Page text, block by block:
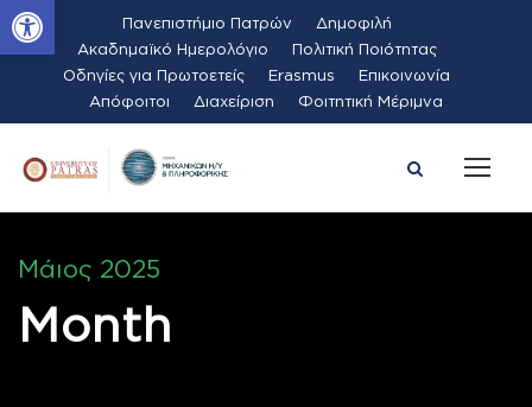
Ανοίξτε τη γραμμή εργαλείων Πανεπιστήμιο Πατρών
Δημοφιλή
Ακαδημαϊκό Ημερολόγιο
Πολιτική Ποιότητας
Οδηγίες για Πρωτοετείς
Erasmus
Επικοινωνία
Απόφοιτοι
Διαχείριση Φοιτητική Μέριμνα
Μάιος 2025
Month